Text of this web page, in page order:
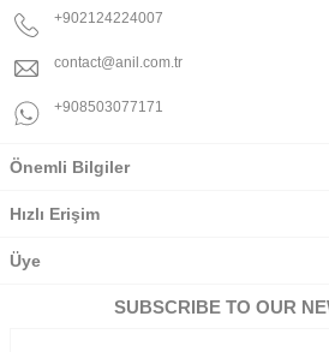
+902124224007
contact@anil.com.tr
+908503077171
Önemli Bilgiler
Hızlı Erişim
Üye
SUBSCRIBE TO OUR